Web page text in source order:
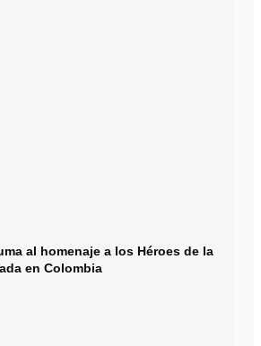
al homenaje a los Héroes de la
en Colombia